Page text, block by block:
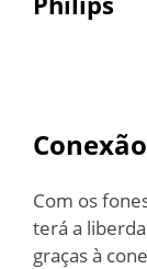
Com os
terá a
graças à